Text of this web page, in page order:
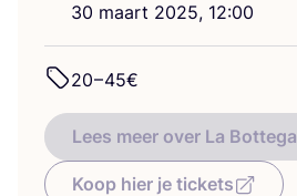
30 maart 2025, 12:00
20–45€
Lees meer over La Bottega
Koop hier je tickets